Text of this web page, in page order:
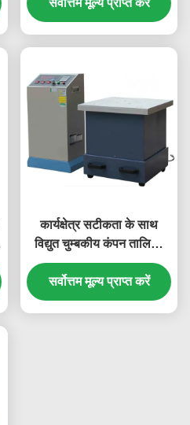
सर्वोत्तम मूल्य प्राप्त करें
कार्यक्षेत्र सटीकता के साथ
विद्युत चुम्बकीय कंपन तालिका
0.01Hz
सर्वोत्तम मूल्य प्राप्त करें